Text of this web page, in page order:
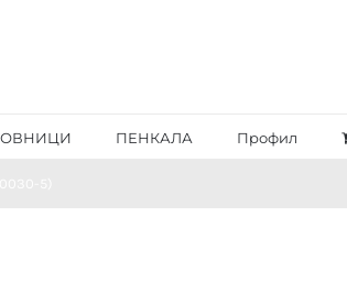
ПЕНКАЛА Профил